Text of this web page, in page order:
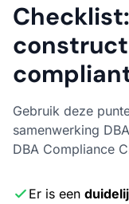
Gebruik deze
samenwerking
DBA Compliance
Er is een